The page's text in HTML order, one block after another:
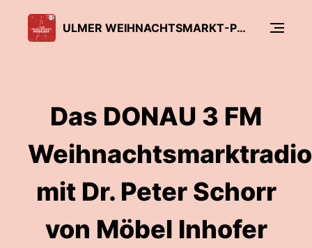
ULMER WEIHNACHTSMARKT-PODCAST
Das DONAU 3 FM
Weihnachtsmarktradio
mit Dr. Peter Schorr
von Möbel Inhofer